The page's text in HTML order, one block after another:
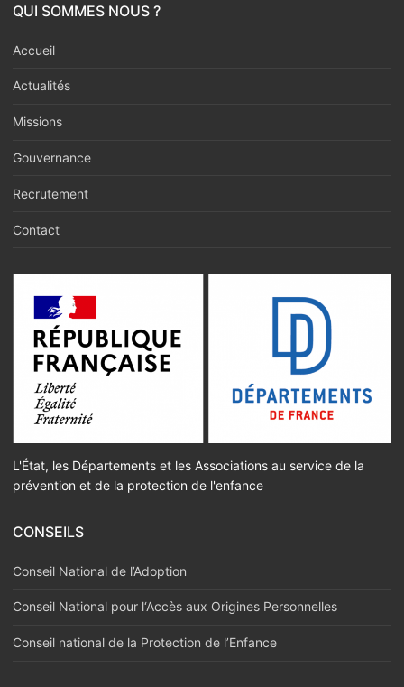
QUI SOMMES NOUS ?
Accueil
Actualités
Missions
Gouvernance
Recrutement
Contact
L'État, les Départements et les Associations au service de la
prévention et de la protection de l'enfance
CONSEILS
Conseil National de l’Adoption
Conseil National pour l‘Accès aux Origines Personnelles
Conseil national de la Protection de l’Enfance